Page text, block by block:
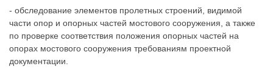
- обследование элементов пролетных строений, видимой
части опор и опорных частей мостового сооружения, а также
по проверке соответствия положения опорных частей на
опорах мостового сооружения требованиям проектной
документации.